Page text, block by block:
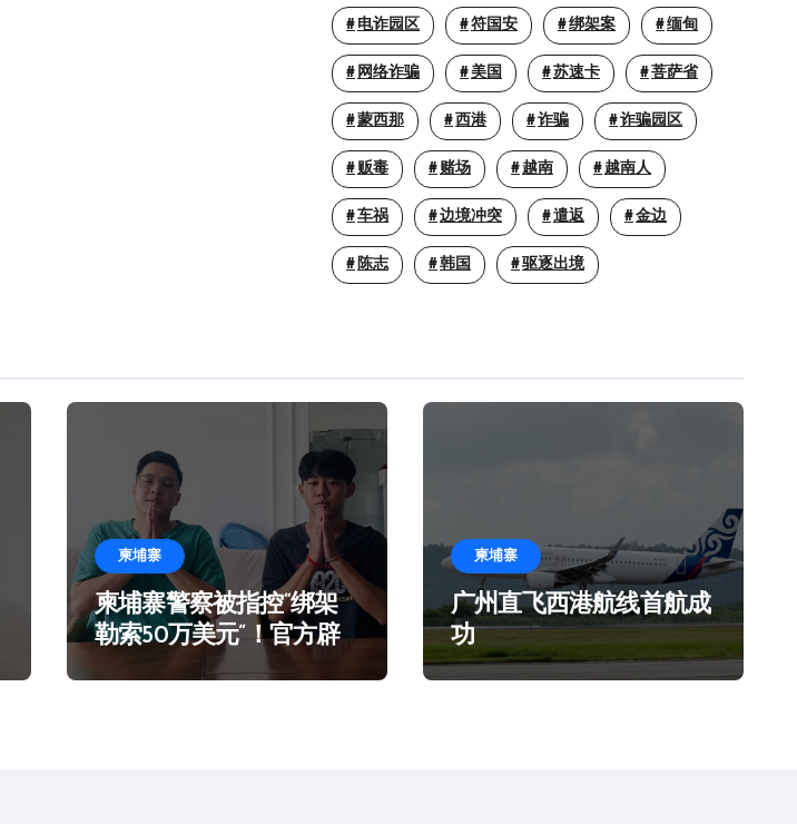
电诈园区 符国安 绑架案 缅甸
网络诈骗 美国 苏速卡 菩萨省
蒙西那 西港 诈骗 诈骗园区
贩毒 赌场 越南 越南人
车祸 边境冲突 遣返 金边
陈志 韩国 驱逐出境
柬埔寨
柬埔寨警察被指控“绑架
勒索50万美元”！官方辟
柬埔寨
广州直飞西港航线首航成
功